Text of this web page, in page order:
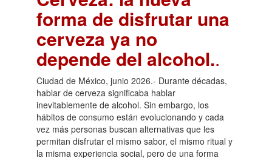
forma de disfrutar una
cerveza ya no
depende del alcohol..
Ciudad de México, junio 2026.- Durante décadas,
hablar de cerveza significaba hablar
inevitablemente de alcohol. Sin embargo, los
hábitos de consumo están evolucionando y cada
vez más personas buscan alternativas que les
permitan disfrutar el mismo sabor, el mismo ritual y
la misma experiencia social, pero de una forma